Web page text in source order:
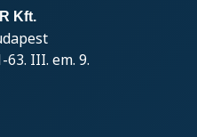
Kft.
63. III. em. 9.